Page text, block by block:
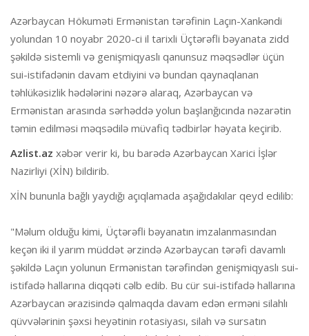
Azərbaycan Hökuməti Ermənistan tərəfinin Laçın-Xankəndi
yolundan 10 noyabr 2020-ci il tarixli Üçtərəfli bəyanata zidd
şəkildə sistemli və genişmiqyaslı qanunsuz məqsədlər üçün
sui-istifadənin davam etdiyini və bundan qaynaqlanan
təhlükəsizlik hədələrini nəzərə alaraq, Azərbaycan və
Ermənistan arasında sərhəddə yolun başlanğıcında nəzarətin
təmin edilməsi məqsədilə müvafiq tədbirlər həyata keçirib.
Azlist.az xəbər verir ki, bu barədə Azərbaycan Xarici İşlər
Nazirliyi (XİN) bildirib.
XİN bununla bağlı yaydığı açıqlamada aşağıdakılar qeyd edilib:
"Məlum olduğu kimi, Üçtərəfli bəyanatın imzalanmasından
keçən iki il yarım müddət ərzində Azərbaycan tərəfi davamlı
şəkildə Laçın yolunun Ermənistan tərəfindən genişmiqyaslı sui-
istifadə hallarına diqqəti cəlb edib. Bu cür sui-istifadə hallarına
Azərbaycan ərazisində qalmaqda davam edən erməni silahlı
qüvvələrinin şəxsi heyətinin rotasiyası, silah və sursatın